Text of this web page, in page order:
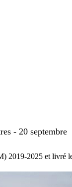
- 20 septembre
2019-2025 et livré